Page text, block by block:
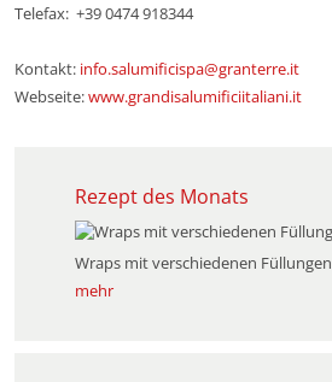
Telefax: +39 0474 918344
Kontakt: info.salumificispa@granterre.it
Webseite:www.grandisalumificiitaliani.it
Rezept des Monats
Wraps mit verschiedenen Füllungen
mehr